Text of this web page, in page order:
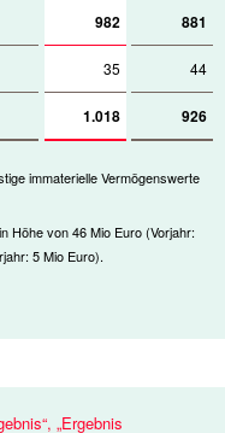
immaterielle Vermögenswerte
Höhe von 46 Mio Euro (Vorjahr:
5 Mio Euro).
982 881
35 44
1.018 926
„Ergebnis